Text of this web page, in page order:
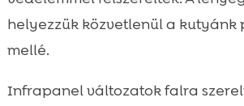
helyezzük közvetlenül a kutyánk
mellé.
Infrapanel változatok falra